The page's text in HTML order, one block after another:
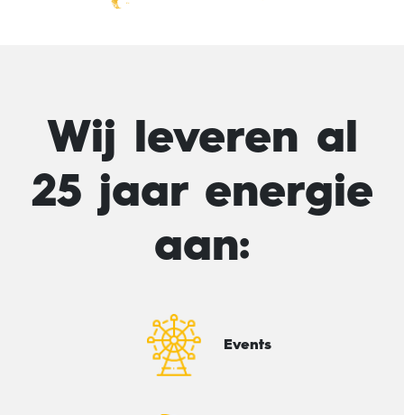
Wij leveren al
25 jaar energie
aan:
Events